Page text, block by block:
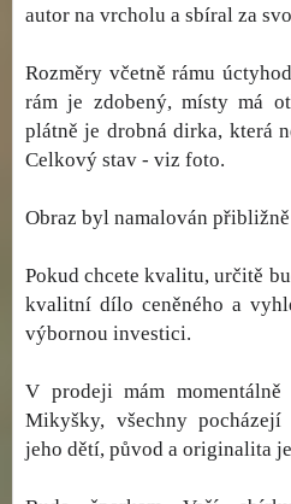
autor na vrcholu a sbíral za
Rozměry včetně rámu
rám je zdobený, místy má
plátně je drobná dirka, která
Celkový stav - viz foto.
Obraz byl namalován
Pokud chcete kvalitu, určitě
kvalitní dílo ceněného a
výbornou investici.
V prodeji mám
Mikyšky, všechny
jeho dětí, původ a originalita